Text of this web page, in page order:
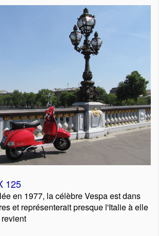
125
en 1977, la célèbre Vespa est dans
et représenterait presque l'Italie à elle